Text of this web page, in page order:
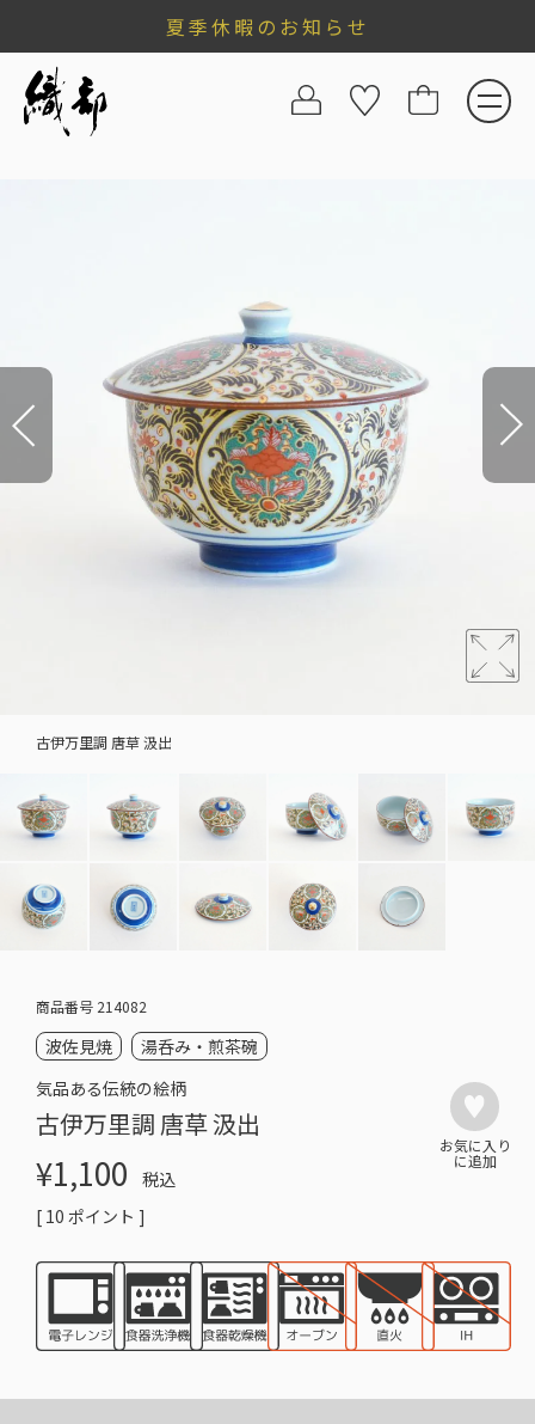
夏季休暇のお知らせ
古伊万里調 唐草 汲出
商品番号 214082
波佐見焼
湯呑み・煎茶碗
気品ある伝統の絵柄
古伊万里調 唐草 汲出
¥1,100
税込
[ 10 ポイント ]